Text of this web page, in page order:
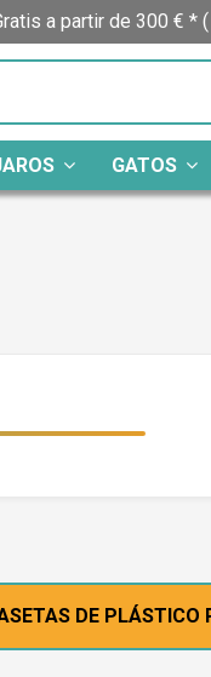
a partir de 300 € *
GATOS
DE PLÁSTICO